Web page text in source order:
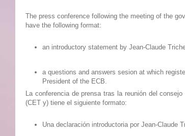
The press conference following the meeting of the
have the following format:
an introductory statement by Jean-Claude
a questions and answers sesion at which
President of the ECB.
La conferencia de prensa tras la reunión del
(CET y) tiene el siguiente formato:
Una declaración introductoria por Jean-Claude